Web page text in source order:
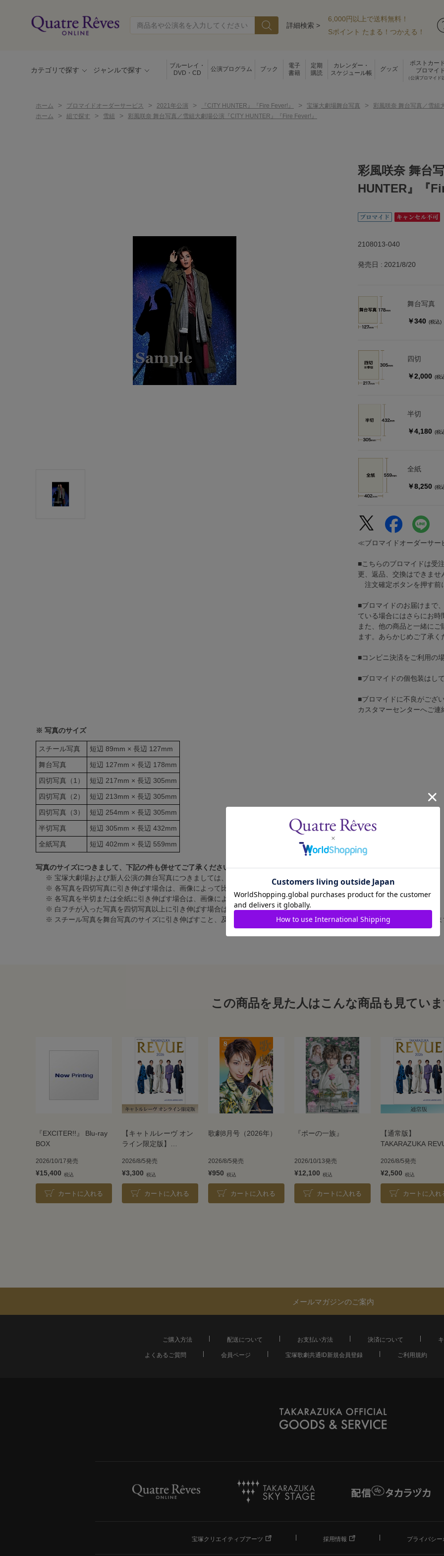
詳細検索 >
6,000円以上で送料無料！
Sポイント たまる！つかえる！
カテゴリで探す ジャンルで探す
ブルーレイ・
DVD・CD
公演プログラム ブック
電子
書籍
定期
購読
カレンダー・
スケジュール帳
グッズ
ポストカー
ブロマイ
（公演ブロマイド
ホーム > ブロマイドオーダーサービス > 2021年公演 > 『CITY HUNTER』『Fire Fever!』 > 宝塚大劇場舞台写真 >
彩風咲奈 舞台写真／雪組
ホーム
> 組で探す > 雪組 > 彩風咲奈 舞台写真／雪組大劇場公演『CITY HUNTER』『Fire Fever!』
※ 写真のサイズ
スチール写真
短辺 89mm × 長辺 127mm
舞台写真
短辺 127mm × 長辺 178mm
四切写真（1）
短辺 217mm × 長辺 305mm
四切写真（2）
短辺 213mm × 長辺 305mm
四切写真（3）
短辺 254mm × 長辺 305mm
半切写真
短辺 305mm × 長辺 432mm
全紙写真
短辺 402mm × 長辺 559mm
写真のサイズにつきまして、下記の件も併せてご了承ください。
※ 宝塚大劇場および新人公演の舞台写真につきましては、4辺に白フチが入ります。
※ 各写真を四切写真に引き伸ばす場合は、画像によって比率の都合上、（1）～（3）の何れかのサイズになります。
※ 各写真を半切または全紙に引き伸ばす場合は、画像によって比率が異なりますが、上記のサイズに統一しております。
※ 白フチが入った写真を四切写真以上に引き伸ばす場合は、白フチ無しの写真となります。
※ スチール写真を舞台写真のサイズに引き伸ばすこと、及び舞台写真をスチール写真のサイズに縮小することは、いたしかね
彩風咲奈 舞台
HUNTER』『
2108013-040
発売日 2021/8/20
舞台写真
￥340 (税込)
四切
￥2,000 (税
半切
￥4,180 (税
全紙
￥8,250 (税
≪ブロマイドオーダーサ
■こちらのブロマイドは受
更、返品、交換はできませ
注文確定ボタンを押す前
■ブロマイドのお届けまで
ている場合にはさらにお時
また、他の商品と一緒に
ます。あらかじめご了承く
■コンビニ決済をご利用の
■ブロマイドの個包装はし
■ブロマイドに不良がござ
カスタマーセンターへご連
この商品を見た人はこんな商品も見てい
『EXCITER!!』 Blu-ray
BOX
2026/10/17発売
¥15,400
カートに入れる
【キャトルレーヴ オン
ライン限定版】
2026
2026/8/5発売
¥3,300
カートに入れる
歌劇8月号（2026年）
2026/8/5発売
¥950
カートに入れる
『ポーの一族』
2026/10/13発売
¥12,100
カートに入れる
【通常版】
TAKARAZUKA
2026/8/5発売
¥2,500
カートに入れ
メールマガジンのご案内
ご購入方法 配送について お支払い方法 決済について
よくあるご質問
会員ページ 宝塚歌劇共通ID新規会員登録 ご利用規約
宝塚クリエイティブアーツ 採用情報 プライバシ